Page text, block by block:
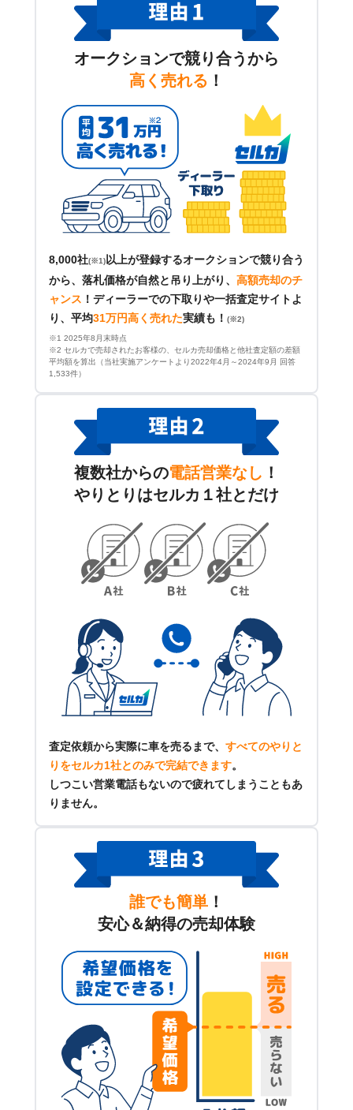
オークションで競り合うから
高く売れる ！
8,000社(※1) 以上が登録するオークションで競り合う
から、落札価格が自然と吊り上がり、 高額売却のチ
ャンス ！ ディーラーでの下取りや一括査定サイトよ
り、平均31万円高く売れた実績も！ (※2)
※1 2025年8月末時点
※2 セルカで売却されたお客様の、セルカ売却価格と他社査定額の差額
平均額を算出（当社実施アンケートより2022年4月～2024年9月 回答
1,533件）
複数社からの電話営業なし ！
やりとりはセルカ１社とだけ
査定依頼から実際に車を売るまで、 すべてのやりと
りをセルカ1社とのみで完結できます。
しつこい営業電話もないので疲れてしまうこともあ
りません。
誰でも簡単 ！
安心＆納得の売却体験